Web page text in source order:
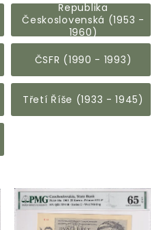
Republika
Československá (1953 -
1960)
ČSFR (1990 - 1993)
Třetí Říše (1933 - 1945)